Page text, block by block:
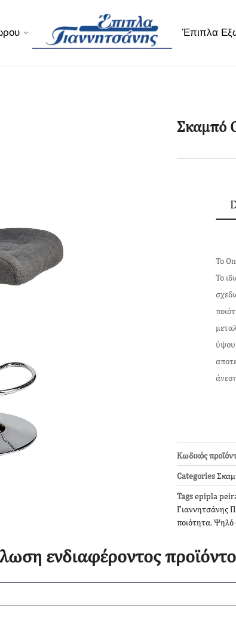
Έπιπλα
Σκαμπό
Το
Το
Κωδικός
Categories
Tagsepipla
Γιαννητσάνης
ποιότητα,Ψηλό
ενδιαφέροντος